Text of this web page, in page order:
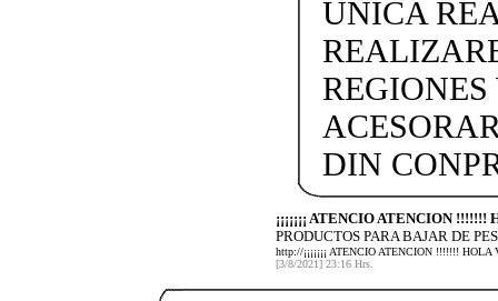
UNICA
REGIONES
DIN
¡¡¡¡¡¡¡ ATENCIO ATENCION
PRODUCTOS PARA BAJAR DE
http://¡¡¡¡¡¡¡ ATENCIO ATENCION !!!!!!!
[3/8/2021] 23:16 Hrs.